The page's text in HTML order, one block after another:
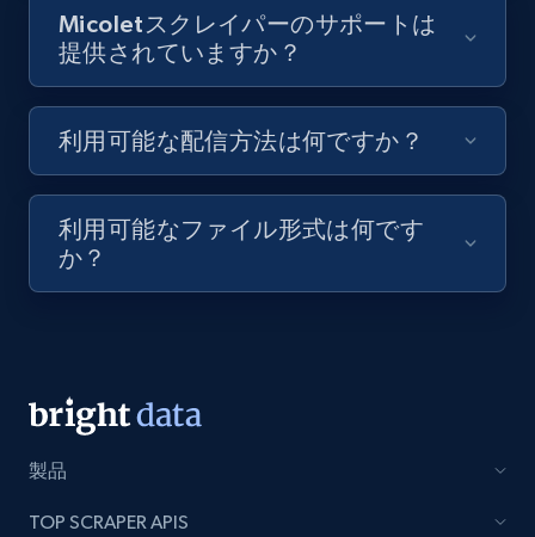
8.1K+ 716+
by podcast url
URL, Title, Youtuber, Youtuber md5, Video url,
Amazon Reviews
rating object, Product rating max, Rating,
Micoletスクレイパーのサポートは
提供されていますか？
利用可能な配信方法は何ですか？
利用可能なファイル形式は何です
か？
製品
TOP SCRAPER APIS